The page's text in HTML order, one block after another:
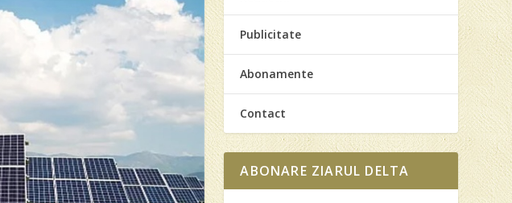
Publicitate
Abonamente
Contact
ABONARE ZIARUL DELTA